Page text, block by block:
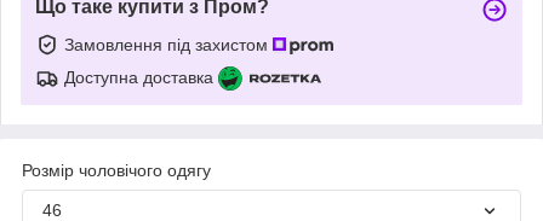
Що таке купити з Пром?
Замовлення під захистом
Доступна доставка
Розмір чоловічого одягу
46